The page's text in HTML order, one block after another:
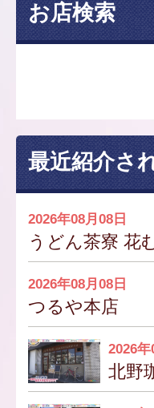
お店検索
最近紹介さ
2026年08月08日
うどん茶寮 花
2026年08月08日
つるや本店
2026年
北野